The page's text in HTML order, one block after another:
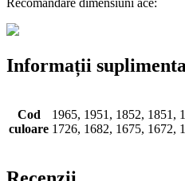
Recomandare dimensiuni ace:
Informații
Cod
culoare
1965, 1951, 1852, 1851,
1726, 1682, 1675, 1672,